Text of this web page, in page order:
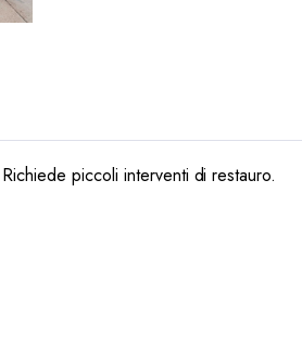
piccoli interventi di restauro.